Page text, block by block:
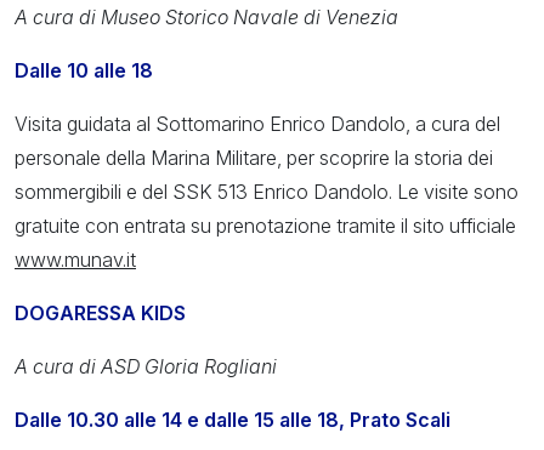
A cura di Museo Storico Navale di Venezia
Dalle 10 alle 18
Visita guidata al Sottomarino Enrico Dandolo, a cura del
personale della Marina Militare, per scoprire la storia dei
sommergibili e del SSK 513 Enrico Dandolo. Le visite sono
gratuite con entrata su prenotazione tramite il sito ufficiale
www.munav.it
DOGARESSA KIDS
A cura di ASD Gloria Rogliani
Dalle 10.30 alle 14 e dalle 15 alle 18, Prato Scali